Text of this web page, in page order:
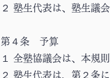
２ 塾生代表は、塾生議
第４条 予算
１ 全塾協議会は、本規
２ 塾生代表は、第２条